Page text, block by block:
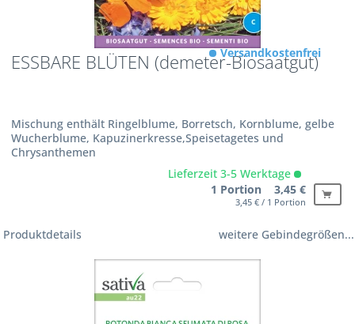
ESSBARE BLÜTEN (demeter-Biosaatgut)
Mischung enthält Ringelblume, Borretsch, Kornblume, gelbe
Wucherblume, Kapuzinerkresse,Speisetagetes und
Chrysanthemen
Versandkostenfrei
Lieferzeit 3-5 Werktage
1 Portion 3,45 €
3,45 € / 1 Portion
Produktdetails weitere Gebindegrößen...